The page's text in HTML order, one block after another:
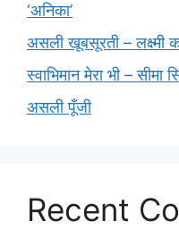
‘अनिका’
असली खूबसूरती – लक्ष्मी
स्वाभिमान मेरा भी – सीमा
असली पूँजी
Recent